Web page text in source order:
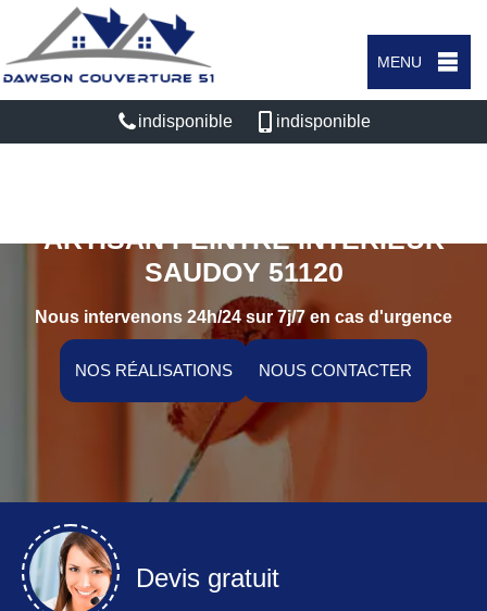
MENU
indisponible indisponible
ARTISAN PEINTRE INTÉRIEUR
SAUDOY 51120
Nous intervenons 24h/24 sur 7j/7 en cas d'urgence
NOS RÉALISATIONS NOUS CONTACTER
Devis gratuit